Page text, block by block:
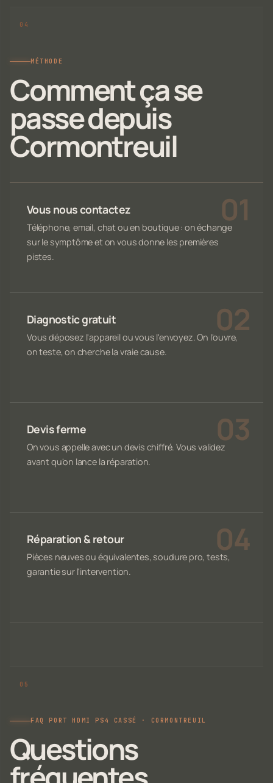
MÉTHODE
Comment ça se
passe depuis
Cormontreuil
Vous nous contactez
Téléphone, email, chat ou en boutique : on échange
sur le symptôme et on vous donne les premières
pistes.
Diagnostic gratuit
Vous déposez l'appareil ou vous l'envoyez. On l'ouvre,
on teste, on cherche la vraie cause.
Devis ferme
On vous appelle avec un devis chiffré. Vous validez
avant qu'on lance la réparation.
Réparation & retour
Pièces neuves ou équivalentes, soudure pro, tests,
garantie sur l'intervention.
FAQ PORT HDMI PS4 CASSÉ · CORMONTREUIL
Questions